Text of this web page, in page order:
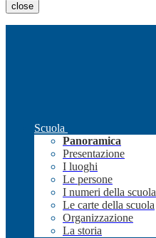
close
Scuola
Panoramica
Presentazione
I luoghi
Le persone
I numeri della scuola
Le carte della scuola
Organizzazione
La storia